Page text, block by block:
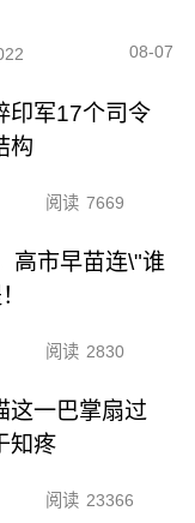
08-07
印军17个司令
构
阅读 7669
高市早苗连\"谁
阅读 2830
这一巴掌扇过
知疼
阅读 23366